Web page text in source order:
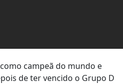
campeã do mundo e
de ter vencido o Grupo D